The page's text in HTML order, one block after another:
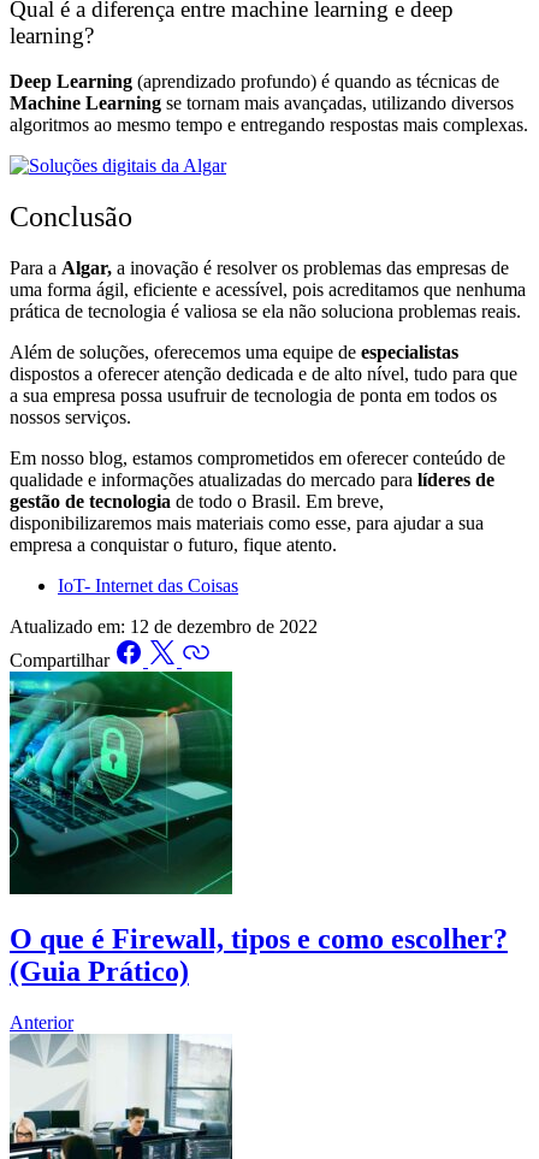
Qual é a diferença entre machine learning e deep
learning?
Deep Learning (aprendizado profundo) é quando as técnicas de
Machine Learning se tornam mais avançadas, utilizando diversos
algoritmos ao mesmo tempo e entregando respostas mais complexas.
Conclusão
Para a Algar, a inovação é resolver os problemas das empresas de
uma forma ágil, eficiente e acessível, pois acreditamos que nenhuma
prática de tecnologia é valiosa se ela não soluciona problemas reais.
Além de soluções, oferecemos uma equipe de especialistas
dispostos a oferecer atenção dedicada e de alto nível, tudo para que
a sua empresa possa usufruir de tecnologia de ponta em todos os
nossos serviços.
Em nosso blog, estamos comprometidos em oferecer conteúdo de
qualidade e informações atualizadas do mercado para líderes de
gestão de tecnologia de todo o Brasil. Em breve,
disponibilizaremos mais materiais como esse, para ajudar a sua
empresa a conquistar o futuro, fique atento.
IoT- Internet das Coisas
Atualizado em: 12 de dezembro de 2022
Compartilhar
O que é Firewall, tipos e como escolher?
(Guia Prático)
Anterior